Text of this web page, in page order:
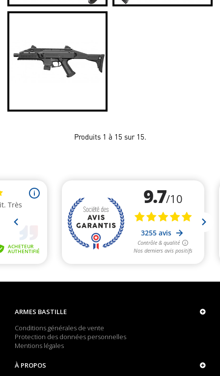
Produits 1 à 15 sur 15.
ARMES BASTILLE
Conditions générales de vente
Protection des données personnelles
Mentions légales
À PROPOS